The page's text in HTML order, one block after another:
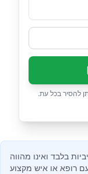
להסיר בכל עת.
בלבד ואינו מהווה
רופא או איש מקצוע